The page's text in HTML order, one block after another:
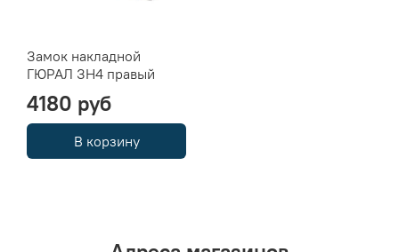
Замок накладной
ГЮРАЛ ЗН4 правый
4180 руб
В корзину